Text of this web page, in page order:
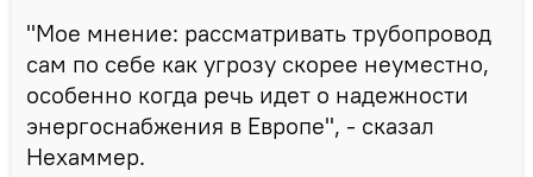
"Мое мнение: рассматривать трубопровод
сам по себе как угрозу скорее неуместно,
особенно когда речь идет о надежности
энергоснабжения в Европе", - сказал
Нехаммер.